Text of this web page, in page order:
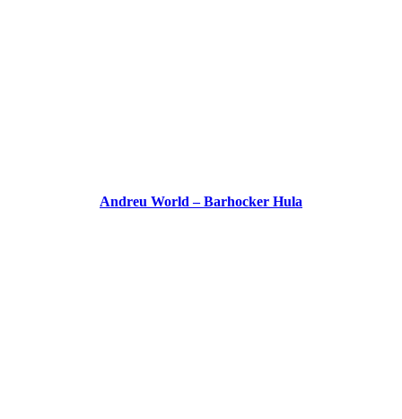
Andreu World – Barhocker Hula